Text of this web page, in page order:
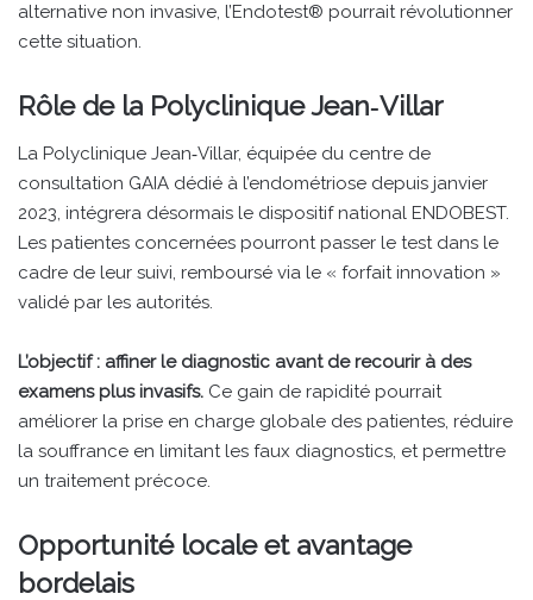
alternative non invasive, l’Endotest® pourrait révolutionner
cette situation.
Rôle de la Polyclinique Jean‑Villar
La Polyclinique Jean‑Villar, équipée du centre de
consultation GAIA dédié à l’endométriose depuis janvier
2023, intégrera désormais le dispositif national ENDOBEST.
Les patientes concernées pourront passer le test dans le
cadre de leur suivi, remboursé via le « forfait innovation »
validé par les autorités.
L’objectif : affiner le diagnostic avant de recourir à des
examens plus invasifs. Ce gain de rapidité pourrait
améliorer la prise en charge globale des patientes, réduire
la souffrance en limitant les faux diagnostics, et permettre
un traitement précoce.
Opportunité locale et avantage
bordelais